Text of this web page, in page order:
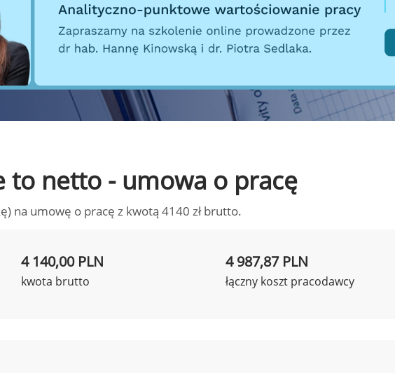
to netto - umowa o pracę
na umowę o pracę z kwotą 4140 zł brutto.
4 140,00 PLN
kwota brutto
4 987,87 PLN
łączny koszt pracodawcy